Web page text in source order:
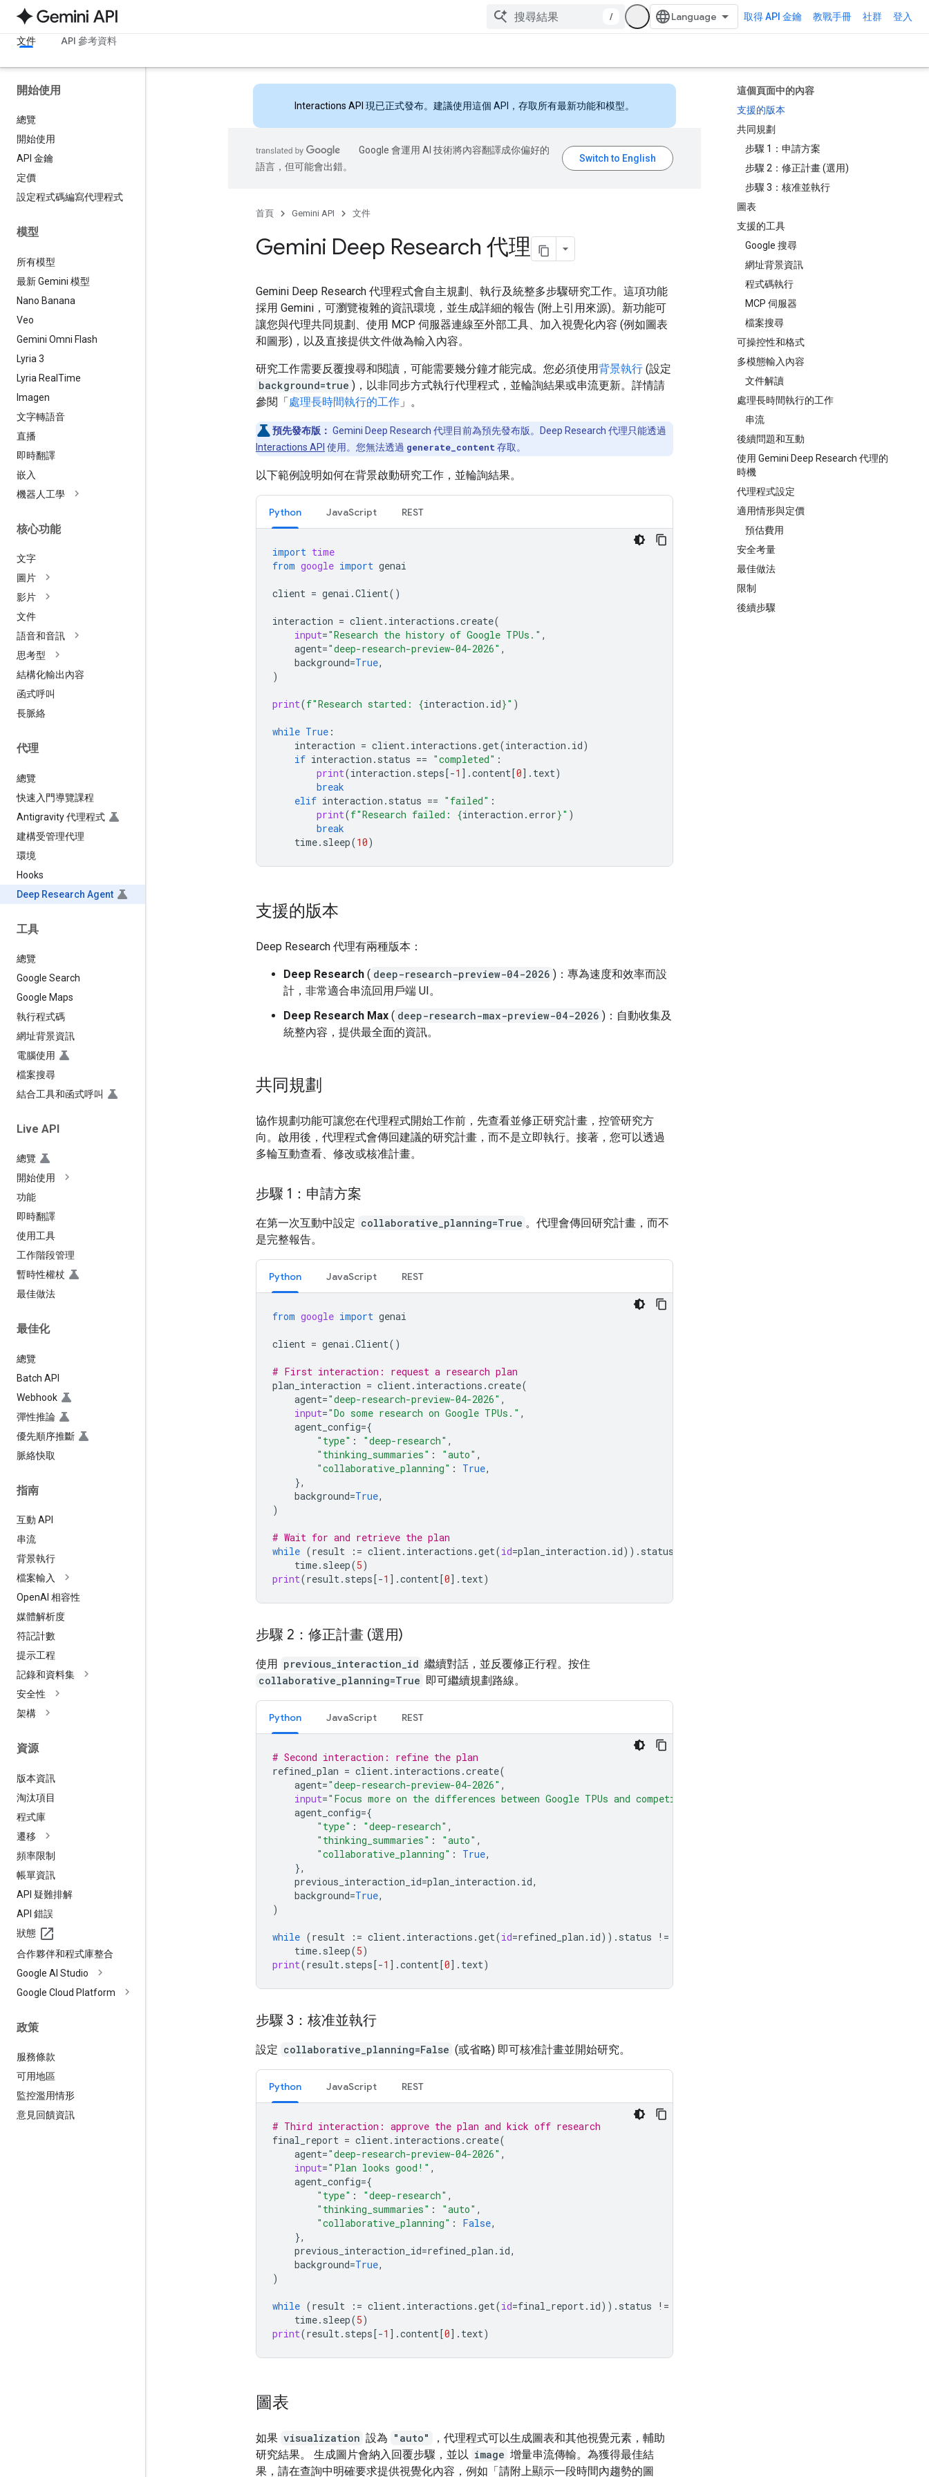
/ 取得 API 金鑰 教戰手冊 社群 登入
文件 API 參考資料
開始使用
總覽
開始使用
API 金鑰
定價
設定程式碼編寫代理程式
模型
所有模型
最新 Gemini 模型
Nano Banana
Veo
Gemini Omni Flash
Lyria 3
Lyria Real Time
Imagen
文字轉語音
直播
即時翻譯
嵌入
機器人工學
核心功能
文字
圖片
影片
文件
語音和音訊
思考型
結構化輸出內容
函式呼叫
長脈絡
代理
總覽
快速入門導覽課程
Antigravity 代理程式
建構受管理代理
環境
Hooks
Deep Research Agent
工具
總覽
Google Search
Google Maps
執行程式碼
網址背景資訊
電腦使用
檔案搜尋
結合工具和函式呼叫
Live API
總覽
開始使用
功能
即時翻譯
使用工具
工作階段管理
暫時性權杖
最佳做法
最佳化
總覽
Batch API
Webhook
彈性推論
優先順序推斷
脈絡快取
指南
互動 API
串流
背景執行
檔案輸入
OpenAI 相容性
媒體解析度
符記計數
提示工程
記錄和資料集
安全性
架構
資源
版本資訊
淘汰項目
程式庫
遷移
頻率限制
帳單資訊
API 疑難排解
API 錯誤
狀態
合作夥伴和程式庫整合
Google AI Studio
Google Cloud Platform
政策
服務條款
可用地區
監控濫用情形
意見回饋資訊
這個頁面中的內容
支援的版本
共同規劃
步驟 1：申請方案
步驟 2：修正計畫 (選用)
步驟 3：核准並執行
圖表
支援的工具
Google 搜尋
網址背景資訊
程式碼執行
MCP 伺服器
檔案搜尋
可操控性和格式
多模態輸入內容
文件解讀
處理長時間執行的工作
串流
後續問題和互動
使用 Gemini Deep Research 代理的
時機
代理程式設定
適用情形與定價
預估費用
安全考量
最佳做法
限制
後續步驟
Interactions API 現已正式發布。建議使用這個 API，存取所有最新功能和模型。
Google 會運用 AI 技術將內容翻譯成你偏好的
語言，但可能會出錯。
首頁 Gemini API 文件
Gemini Deep Research 代理
Gemini Deep Research 代理程式會自主規劃、執行及統整多步驟研究工作。這項功能
採用 Gemini，可瀏覽複雜的資訊環境，並生成詳細的報告 (附上引用來源)。新功能可
讓您與代理共同規劃、使用 MCP 伺服器連線至外部工具、加入視覺化內容 (例如圖表
和圖形)，以及直接提供文件做為輸入內容。
研究工作需要反覆搜尋和閱讀，可能需要幾分鐘才能完成。您必須使用背景執行 (設定
background=true )，以非同步方式執行代理程式，並輪詢結果或串流更新。詳情請
參閱「處理長時間執行的工作 」。
預先發布版： Gemini Deep Research 代理目前為預先發布版。Deep Research 代理只能透過
Interactions API 使用。您無法透過 generate_content 存取。
以下範例說明如何在背景啟動研究工作，並輪詢結果。
Python JavaScript REST
import time
from google import genai
client = genai .Client()
interaction = client. interactions .create(
input="Research the history of Google TPUs." ,
agent="deep-research-preview-04-2026" ,
background=True,
)
print(f"Research started: {interaction . id}" )
while True :
interaction = client. interactions .get(interaction . id)
if interaction . status == "completed" :
print(interaction . steps[-1 ] .content[0] . text)
break
elif interaction . status == "failed" :
print(f"Research failed: {interaction . error}" )
break
time. sleep(10)
支援的版本
Deep Research 代理有兩種版本：
Deep Research ( deep-research-preview-04-2026 )：專為速度和效率而設
計，非常適合串流回用戶端 UI。
Deep Research Max ( deep-research-max-preview-04-2026 )：自動收集及
統整內容，提供最全面的資訊。
共同規劃
協作規劃功能可讓您在代理程式開始工作前，先查看並修正研究計畫，控管研究方
向。啟用後，代理程式會傳回建議的研究計畫，而不是立即執行。接著，您可以透過
多輪互動查看、修改或核准計畫。
步驟 1：申請方案
在第一次互動中設定 collaborative_planning=True 。代理會傳回研究計畫，而不
是完整報告。
Python JavaScript REST
from google import genai
client = genai .Client()
# First interaction: request a research plan
plan_interaction = client. interactions .create(
agent="deep-research-preview-04-2026" ,
input="Do some research on Google TPUs." ,
agent_config={
"type" : "deep-research" ,
"thinking_summaries" : "auto" ,
"collaborative_planning" : True,
},
background=True,
)
# Wait for and retrieve the plan
while (result := client. interactions .get(id=plan_interaction . id)) . status
time. sleep(5)
print(result. steps[-1 ] .content[0] . text)
步驟 2：修正計畫 (選用)
使用 previous_interaction_id 繼續對話，並反覆修正行程。按住
collaborative_planning=True 即可繼續規劃路線。
Python JavaScript REST
# Second interaction: refine the plan
refined_plan = client. interactions .create(
agent="deep-research-preview-04-2026" ,
input="Focus more on the differences between Google TPUs and competitor hardware, and less on the history."
agent_config={
"type" : "deep-research" ,
"thinking_summaries" : "auto" ,
"collaborative_planning" : True,
},
previous_interaction_id=plan_interaction . id,
background=True,
)
while (result := client. interactions .get(id=refined_plan . id)) . status !=
time. sleep(5)
print(result. steps[-1 ] .content[0] . text)
步驟 3：核准並執行
設定 collaborative_planning=False (或省略) 即可核准計畫並開始研究。
Python JavaScript REST
# Third interaction: approve the plan and kick off research
final_report = client. interactions .create(
agent="deep-research-preview-04-2026" ,
input="Plan looks good!" ,
agent_config={
"type" : "deep-research" ,
"thinking_summaries" : "auto" ,
"collaborative_planning" : False,
},
previous_interaction_id=refined_plan . id,
background=True,
)
while (result := client. interactions .get(id=final_report. id)) . status !=
time. sleep(5)
print(result. steps[-1 ] .content[0] . text)
圖表
如果 visualization 設為 "auto"
，代理程式可以生成圖表和其他視覺元素，輔助
研究結果。 生成圖片會納入回覆步驟，並以 image 增量串流傳輸。為獲得最佳結
果，請在查詢中明確要求提供視覺化內容，例如「請附上顯示一段時間內趨勢的圖